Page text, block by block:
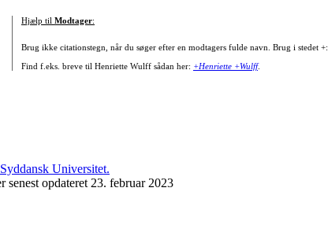
Hjælp til Modtager:
Brug ikke citationstegn, når du søger efter en modtagers fulde navn. Brug i stedet +:
Find f.eks. breve til Henriette Wulff sådan her: +Henriette +Wulff.
senest opdateret 23. februar 2023